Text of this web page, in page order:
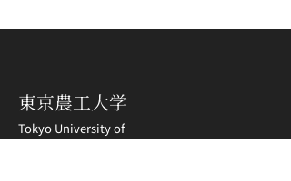
Tokyo University of
Agriculture and Technology
東京農工大学